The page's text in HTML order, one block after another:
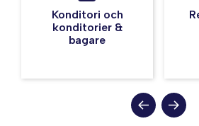
Konditori och
konditorier &
bagare